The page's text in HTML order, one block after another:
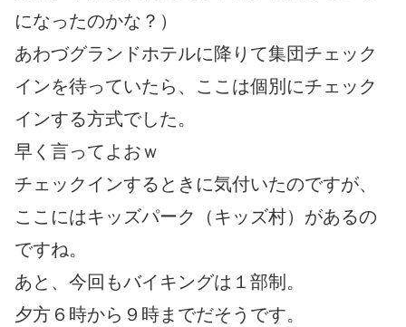
になったのかな？）
あわづグランドホテルに降りて集団チェック
インを待っていたら、ここは個別にチェック
インする方式でした。
早く言ってよおｗ
チェックインするときに気付いたのですが、
ここにはキッズパーク（キッズ村）があるの
ですね。
あと、今回もバイキングは１部制。
夕方６時から９時までだそうです。